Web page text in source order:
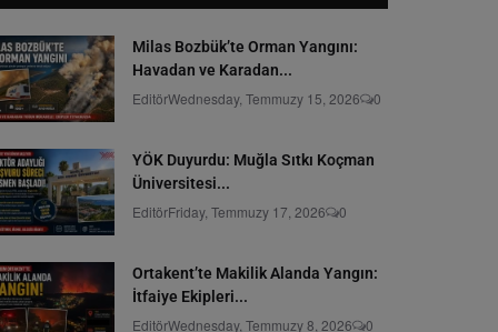
Milas Bozbük’te Orman Yangını:
Havadan ve Karadan...
EditörWednesday, Temmuzy 15, 2026 0
YÖK Duyurdu: Muğla Sıtkı Koçman
Üniversitesi...
EditörFriday, Temmuzy 17, 2026 0
Ortakent’te Makilik Alanda Yangın:
İtfaiye Ekipleri...
EditörWednesday, Temmuzy 8, 2026 0